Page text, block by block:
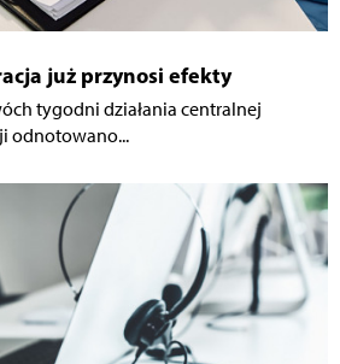
już przynosi efekty
tygodni działania centralnej
odnotowano...